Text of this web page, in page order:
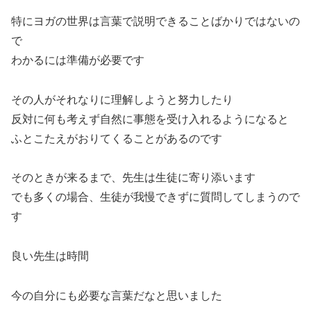
特にヨガの世界は言葉で説明できることばかりではないの
で
わかるには準備が必要です
その人がそれなりに理解しようと努力したり
反対に何も考えず自然に事態を受け入れるようになると
ふとこたえがおりてくることがあるのです
そのときが来るまで、先生は生徒に寄り添います
でも多くの場合、生徒が我慢できずに質問してしまうので
す
良い先生は時間
今の自分にも必要な言葉だなと思いました